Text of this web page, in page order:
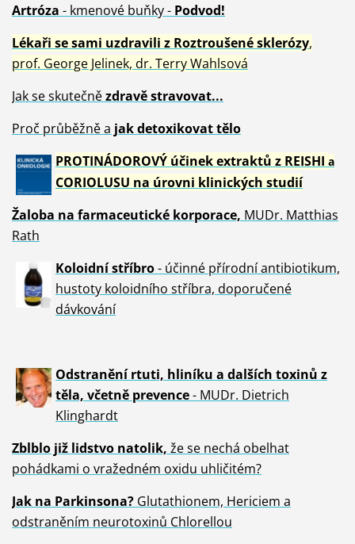
Artróza - kmenové buňky - Podvod!
Lékaři se sami uzdravili z Roztroušené sklerózy,
prof. George Jelinek, dr. Terry Wahlsová
Jak se skutečnězdravěstravovat...
Proč průběžně a jak detoxikovat tělo
PROTINÁDOROVÝ účinek extraktů z REISHI a
CORIOLUSU na úrovni klinických studií
Žaloba na farmaceutické korporace, MUDr. Matthias
Rath
Koloidní stříbro- účinné přírodní antibiotikum,
hustoty koloidního stříbra, doporučené
dávkování
Odstranění rtuti, hliníku a dalších toxinů z
těla, včetně prevence- MUDr. Dietrich
Klinghardt
Zblblo již lidstvo natolik, že se nechá obelhat
pohádkami o vražedném oxidu uhličitém?
Jak na Parkinsona?Glutathionem, Hericiem a
odstraněním neurotoxinů Chlorellou